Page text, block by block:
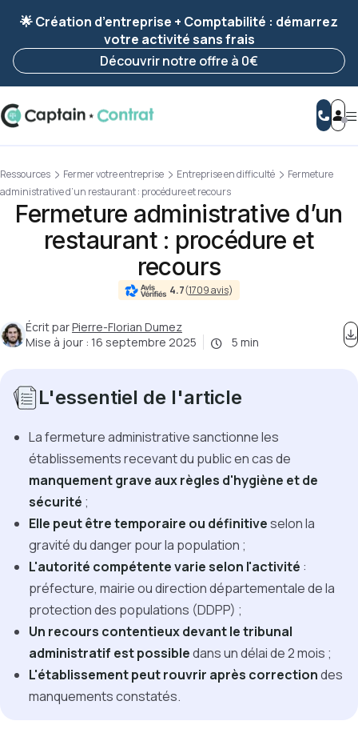
enregistrée 🚀
Reprendre ma démarche
🌟 Création d’entreprise + Comptabilité : démarrez
votre activité sans frais
Découvrir notre offre à 0€
Ressources Fermer votre entreprise Entreprise en difficulté
Fermeture
administrative d’un restaurant : procédure et recours
Fermeture administrative d’un
restaurant : procédure et
recours
4.7(1709 avis)
Écrit parPierre-Florian Dumez
Mise à jour : 16 septembre 2025 5 min
L'essentiel de l'article
La fermeture administrative sanctionne les
établissements recevant du public en cas de
manquement grave aux règles d'hygiène et de
sécurité ;
Elle peut être temporaire ou définitiveselon la
gravité du danger pour la population ;
L'autorité compétente varie selon l'activité :
préfecture, mairie ou direction départementale de la
protection des populations (DDPP) ;
Un recours contentieux devant le tribunal
administratif est possibledans un délai de 2 mois ;
L'établissement peut rouvrir après correctiondes
manquements constatés.